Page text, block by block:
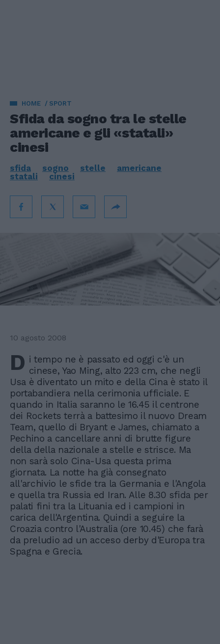
HOME SPORT
Sfida da sogno tra le stelle
americane e gli «statali»
cinesi
sfida sogno stelle
americane
statali
cinesi
10 agosto 2008
D i tempo ne è passato ed oggi c'è un
cinese, Yao Ming, alto 223 cm, che negli
Usa è diventato un mito e della Cina è stato il
portabandiera nella cerimonia ufficiale. E
quando in Italia saranno le 16.45 il centrone
dei Rockets terrà a battesimo il nuovo Dream
Team, quello di Bryant e James, chiamato a
Pechino a cancellare anni di brutte figure
della della nazionale a stelle e strisce. Ma
non sarà solo Cina-Usa questa prima
giornata. La notte ha già consegnato
all'archivio le sfide tra la Germania e l'Angola
e quella tra Russia ed Iran. Alle 8.30 sfida per
palati fini tra la Lituania ed i campioni in
carica dell'Argentina. Quindi a seguire la
Croazia contro l'Australia (ore 10.45) che farà
da preludio ad un acceso derby d'Europa tra
Spagna e Grecia.